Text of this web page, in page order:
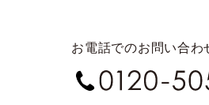
お電話でのお問い合わ